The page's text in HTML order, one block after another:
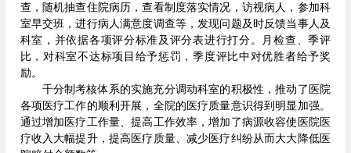
查，随机抽查住院病历，查看制度落实情况，访视病人，参加科
室早交班，进行病人满意度调查等，发现问题及时反馈当事人及
科室，并依据各项评分标准及评分表进行打分。月检查、季评
比，对科室不达标项目给予惩罚，季度评比中对优胜者给予奖
励。
千分制考核体系的实施充分调动科室的积极性，推动了医院
各项医疗工作的顺利开展，全院的医疗质量意识得到明显加强。
通过增加医疗工作量、提高工作效率，增加了病源收容使医院医
疗收入大幅提升，提高医疗质量、减少医疗纠纷从而大大降低医